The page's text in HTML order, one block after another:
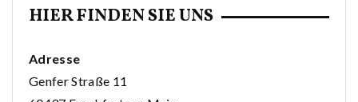
HIER FINDEN SIE UNS
Adresse
Genfer Straße 11